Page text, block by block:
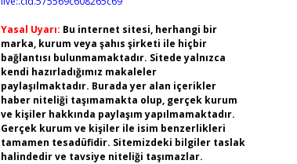
Yasal Uyarı: Bu internet sitesi, herhangi bir
marka, kurum veya şahıs şirketi ile hiçbir
bağlantısı bulunmamaktadır. Sitede yalnızca
kendi hazırladığımız makaleler
paylaşılmaktadır. Burada yer alan içerikler
haber niteliği taşımamakta olup, gerçek kurum
ve kişiler hakkında paylaşım yapılmamaktadır.
Gerçek kurum ve kişiler ile isim benzerlikleri
tamamen tesadüfidir. Sitemizdeki bilgiler taslak
halindedir ve tavsiye niteliği taşımazlar.